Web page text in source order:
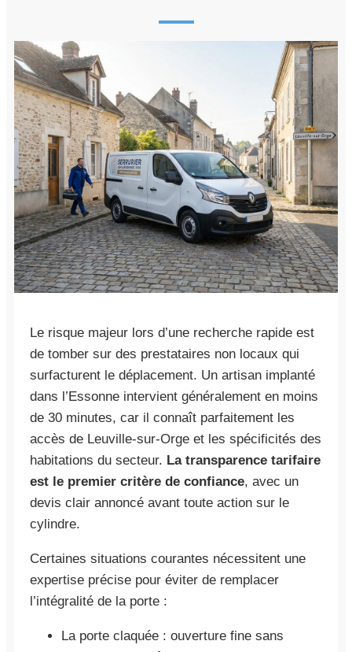
Le risque majeur lors d’une recherche rapide est
de tomber sur des prestataires non locaux qui
surfacturent le déplacement. Un artisan implanté
dans l’Essonne intervient généralement en moins
de 30 minutes, car il connaît parfaitement les
accès de Leuville-sur-Orge et les spécificités des
habitations du secteur. La transparence tarifaire
est le premier critère de confiance, avec un
devis clair annoncé avant toute action sur le
cylindre.
Certaines situations courantes nécessitent une
expertise précise pour éviter de remplacer
l’intégralité de la porte :
La porte claquée : ouverture fine sans